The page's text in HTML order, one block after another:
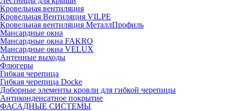
Кровельная вентиляция
Кровельная Вентиляция VILPE
Кровельная вентиляция МеталлПрофиль
Мансардные окна
Мансардные окна FAKRO
Мансардные окна VELUX
Антенные выходы
Флюгеры
Гибкая черепица
Гибкая черепица Docke
Доборные элементы кровли для гибкой черепицы
Антиконденсатное покрытие
ФАСАДНЫЕ СИСТЕМЫ